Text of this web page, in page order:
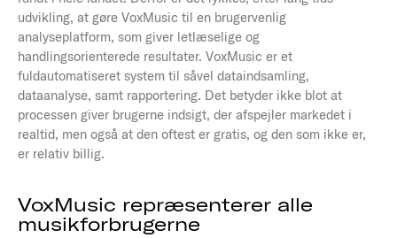
udvikling, at gøre VoxMusic til en brugervenlig
analyseplatform, som giver letlæselige og
handlingsorienterede resultater. VoxMusic er et
fuldautomatiseret system til såvel dataindsamling,
dataanalyse, samt rapportering. Det betyder ikke blot at
processen giver brugerne indsigt, der afspejler markedet i
realtid, men også at den oftest er gratis, og den som ikke er,
er relativ billig.
VoxMusic repræsenterer alle
musikforbrugerne